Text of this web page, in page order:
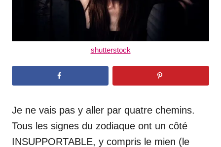
shutterstock
Je ne vais pas y aller par quatre chemins.
Tous les signes du zodiaque ont un côté
INSUPPORTABLE, y compris le mien (le